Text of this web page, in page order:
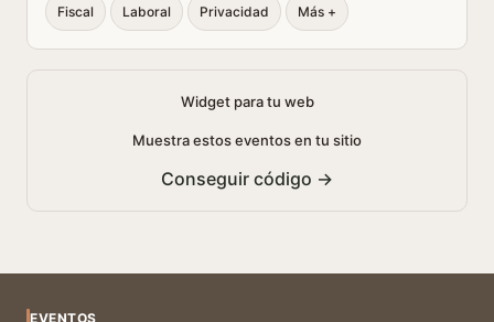
Fiscal Laboral Privacidad Más +
Widget para tu web
Muestra estos eventos en tu sitio
Conseguir código →
EVENTOS